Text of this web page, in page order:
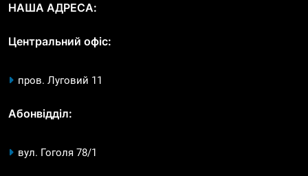
НАША АДРЕСА:
Центральний офіс:
пров. Луговий 11
Абонвідділ:
вул. Гоголя 78/1